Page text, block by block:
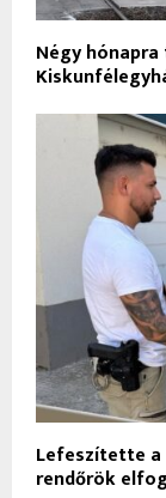
Négy
Lefeszítette
rendőrök